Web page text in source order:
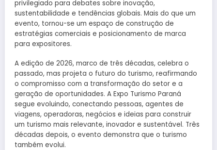
privilegiado para debates sobre inovação,
sustentabilidade e tendências globais. Mais do que um
evento, tornou-se um espaço de construção de
estratégias comerciais e posicionamento de marca
para expositores.
A edição de 2026, marco de três décadas, celebra o
passado, mas projeta o futuro do turismo, reafirmando
o compromisso com a transformação do setor e a
geração de oportunidades. A Expo Turismo Paraná
segue evoluindo, conectando pessoas, agentes de
viagens, operadoras, negócios e ideias para construir
um turismo mais relevante, inovador e sustentável. Três
décadas depois, o evento demonstra que o turismo
também evolui.